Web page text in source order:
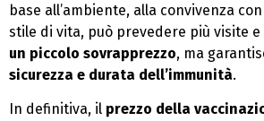
base all’ambiente, alla convivenza
stile di vita, può prevedere più visite
un piccolo sovrapprezzo, ma
sicurezza e durata dell’immunità.
In definitiva, il prezzo della